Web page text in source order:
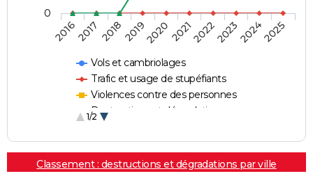
Vols et cambriolages
Trafic et usage de stupéfiants
Violences contre des personnes
Destructions et dégradations
1/2
20162017 20182019202020212022202320242025
0
Classement : destructions et dégradations par ville